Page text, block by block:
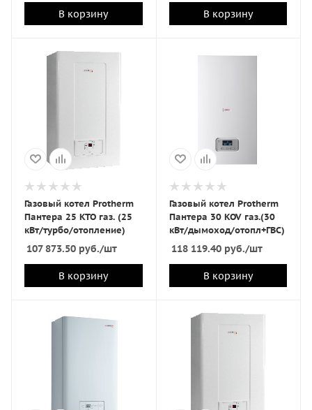
В корзину В корзину
Газовый котел Protherm
Пантера 25 KTO газ. (25
кВт/турбо/отопление)
107 873.50 руб./шт
В корзину
Газовый котел Protherm
Пантера 30 KOV газ.(30
кВт/дымоход/отопл+ГВС)
118 119.40руб./шт
В корзину